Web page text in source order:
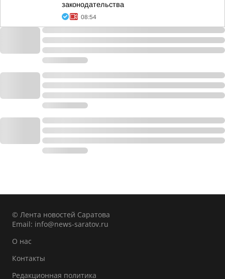
законодательства
08:54
© Лента новостей Саратова
Email: info@news-saratov.ru
О нас
Контакты
Редакционная политика